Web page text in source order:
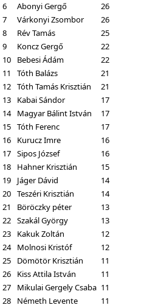
6
Abonyi Gergő
26
7
Várkonyi Zsombor
26
8
Rév Tamás
25
9
Koncz Gergő
22
10
Bebesi Ádám
22
11
Tóth Balázs
21
12 Tóth Tamás Krisztián
21
13
Kabai Sándor
17
14 Magyar Bálint István
17
15 Tóth Ferenc
17
16
Kurucz Imre
16
17 Sipos József
16
18
Hahner Krisztián
15
19
Jáger Dávid
14
20 Teszéri Krisztián
14
21
Böröczky péter
13
22 Szakál György
13
23
Kakuk Zoltán
12
24
Molnosi Kristóf
12
25
Dömötör Krisztián
11
26
Kiss Attila István
11
27
Mikulai Gergely Csaba 11
28
Németh Levente
11